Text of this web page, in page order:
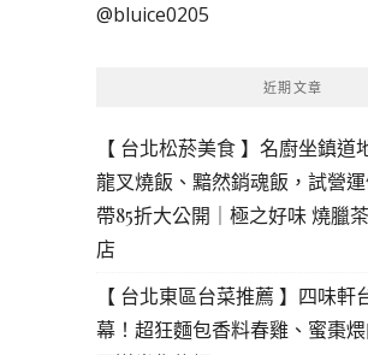
鍵
@bluice0205
近期文章
【 台北松菸美食 】名廚坐鎮道
龍叉燒飯、黯然銷魂飯，試營
帶85折大公開｜極之好味 燒臘
店
【 台北東區台菜推薦 】四味軒
幕！超狂麵包香料春雞、蜜棗